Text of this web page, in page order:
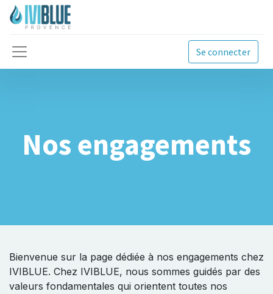
Se connecter
Nos engagements
Bienvenue sur la page dédiée à nos engagements chez
IVIBLUE. Chez IVIBLUE, nous sommes guidés par des
valeurs fondamentales qui orientent toutes nos